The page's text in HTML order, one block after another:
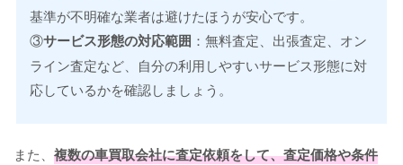
基準が不明確な業者は避けたほうが安心です。
③サービス形態の対応範囲 ：無料査定、出張査定、オン
ライン査定など、自分の利用しやすいサービス形態に対
応しているかを確認しましょう。
また、 複数の車買取会社に査定依頼をして、査定価格や条件